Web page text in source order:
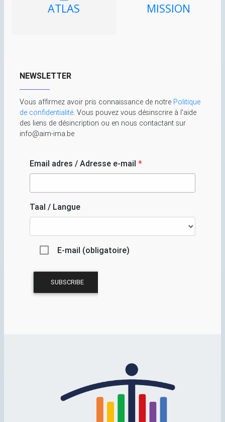
ATLAS MISSION
NEWSLETTER
Vous affirmez avoir pris connaissance de notre Politique
de confidentialité. Vous pouvez vous désinscrire à l'aide
des liens de désincription ou en nous contactant sur
info@aim-ima.be
Email adres / Adresse e-mail *
Taal / Langue
E-mail (obligatoire)